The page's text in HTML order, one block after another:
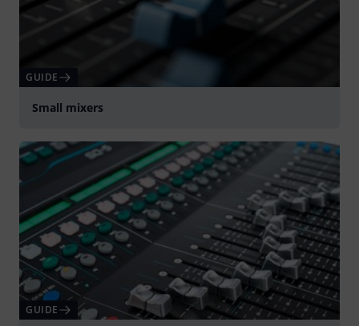
GUIDE
Small mixers
GUIDE